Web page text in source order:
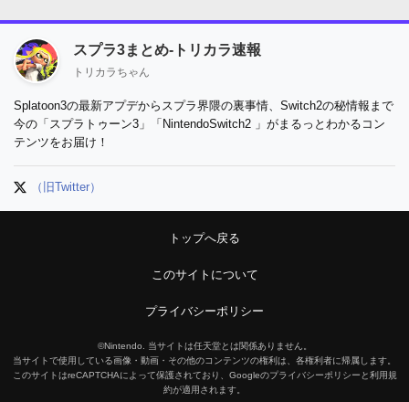
スプラ3まとめ-トリカラ速報
トリカラちゃん
Splatoon3の最新アプデからスプラ界隈の裏事情、Switch2の秘情報まで
今の「スプラトゥーン3」「NintendoSwitch2 」がまるっとわかるコン
テンツをお届け！
（旧Twitter）
トップへ戻る
このサイトについて
プライバシーポリシー
©Nintendo. 当サイトは任天堂とは関係ありません。
当サイトで使用している画像・動画・その他のコンテンツの権利は、各権利者に帰属します。
このサイトはreCAPTCHAによって保護されており、Googleのプライバシーポリシーと利用規
約が適用されます。